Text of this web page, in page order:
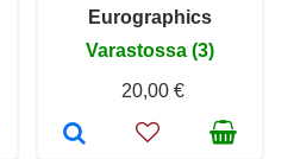
Eurographics
Varastossa (3)
20,00 €